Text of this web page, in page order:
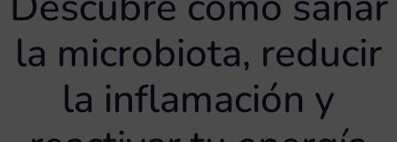
la microbiota, reducir
la inflamación y